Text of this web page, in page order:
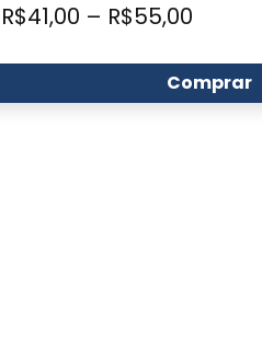
R$41,00 – R$55,00
Comprar